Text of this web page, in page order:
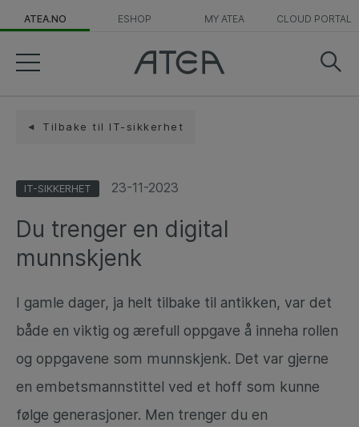
ATEA.NO ESHOP MY ATEA CLOUD PORTAL
Tilbake til IT-sikkerhet
IT-SIKKERHET 23-11-2023
Du trenger en digital
munnskjenk
I gamle dager, ja helt tilbake til antikken, var det
både en viktig og ærefull oppgave å inneha rollen
og oppgavene som munnskjenk. Det var gjerne
en embetsmannstittel ved et hoff som kunne
følge generasjoner. Men trenger du en